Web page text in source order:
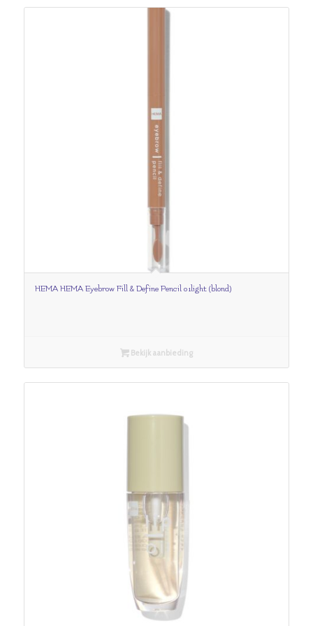
HEMA HEMA Eyebrow Fill & Define Pencil 01light (blond)
Bekijk aanbieding